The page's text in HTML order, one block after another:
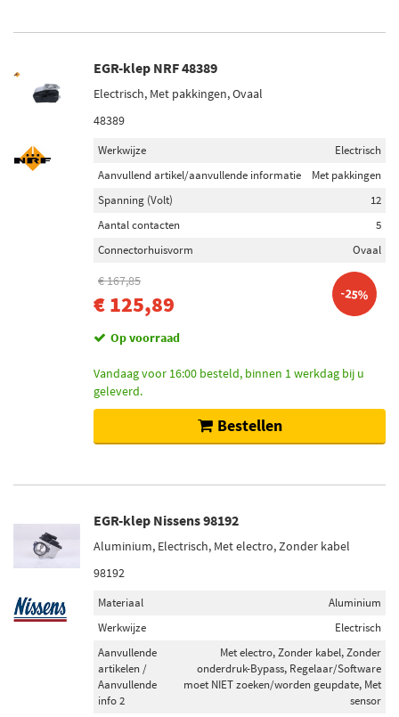
EGR-klep NRF 48389
Electrisch, Met pakkingen, Ovaal
48389
Werkwijze
Electrisch
Aanvullend artikel/aanvullende informatie
Met pakkingen
Spanning (Volt)
12
Aantal contacten
5
Connectorhuisvorm
Ovaal
€ 167,85
€ 125,89 -25%
Op voorraad
Vandaag voor 16:00 besteld, binnen 1 werkdag bij u
geleverd.
Bestellen
EGR-klep Nissens 98192
Aluminium, Electrisch, Met electro, Zonder kabel
98192
Materiaal
Aluminium
Werkwijze
Electrisch
Aanvullende
artikelen /
Aanvullende
info 2
Met electro, Zonder kabel, Zonder
onderdruk-Bypass, Regelaar/Software
moet NIET zoeken/worden geupdate, Met
sensor